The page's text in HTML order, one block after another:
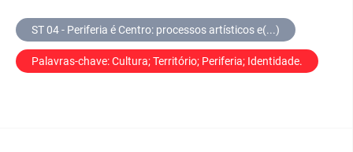
ST 04 - Periferia é Centro: processos artísticos e(...)
Palavras-chave: Cultura; Território; Periferia; Identidade.